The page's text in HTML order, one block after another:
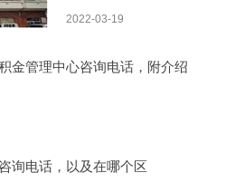
2022-03-19
金管理中心咨询电话，附介绍
询电话，以及在哪个区